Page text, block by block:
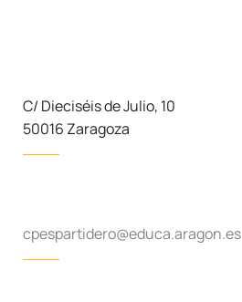
C/ Dieciséis de Julio, 10
50016 Zaragoza
cpespartidero@educa.aragon.es